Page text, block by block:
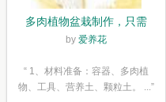
多肉植物盆栽制作，只需
简单6步
by 爱养花
“ 1、材料准备：容器、多肉植
物、工具、营养土、颗粒土。 ...”